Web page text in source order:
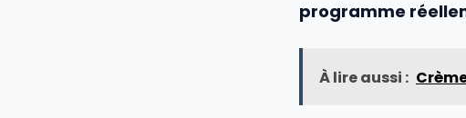
programme
À lire aussi :